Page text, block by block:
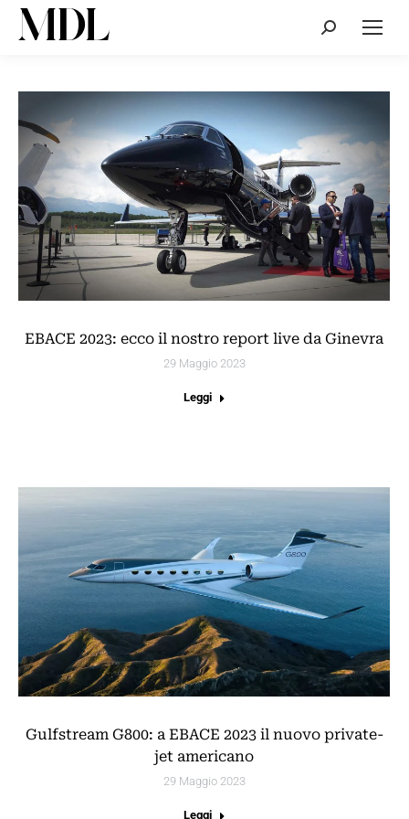
Cerca:
EBACE 2023: ecco il nostro report live da Ginevra
29 Maggio 2023
Leggi
Gulfstream G800: a EBACE 2023 il nuovo private-
jet americano
29 Maggio 2023
Leggi